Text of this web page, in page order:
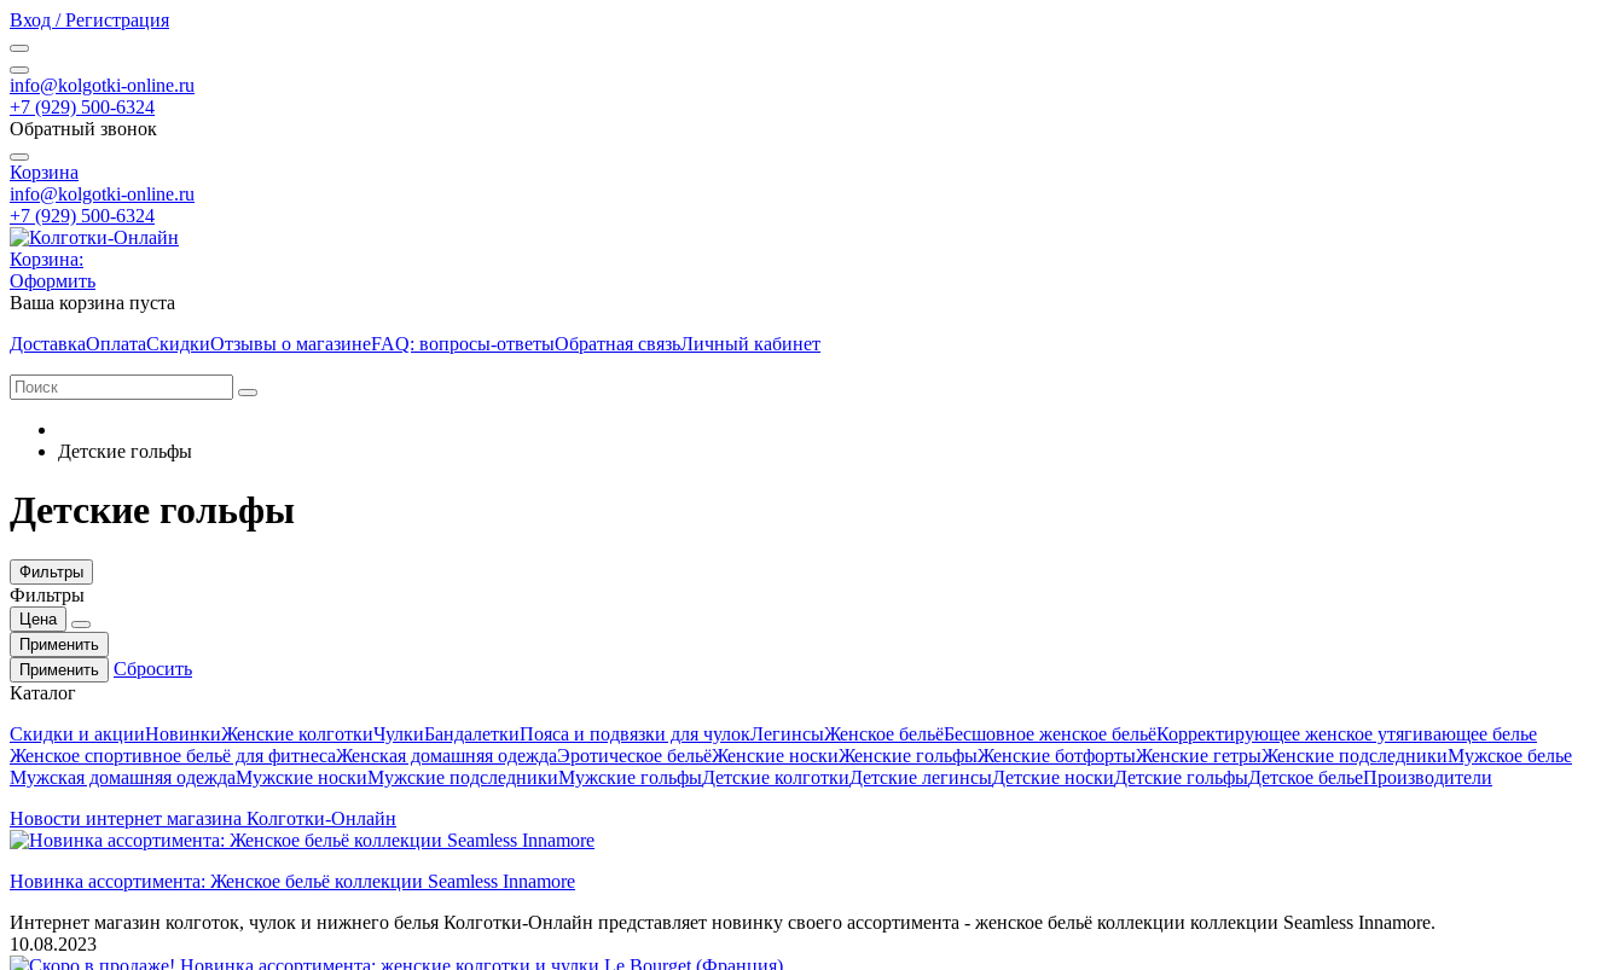
Вход / Регистрация
info@kolgotki-online.ru
+7 (929) 500-6324
Обратный звонок
Корзина
info@kolgotki-online.ru
+7 (929) 500-6324
Корзина:
Оформить
Ваша корзина пуста
ДоставкаОплатаСкидкиОтзывы о магазинеFAQ: вопросы-ответыОбратная связьЛичный кабинет
Детские гольфы
Детские гольфы
Фильтры
Фильтры
Цена
Применить
Применить
Сбросить
Каталог
Скидки и акцииНовинкиЖенские колготкиЧулкиБандалеткиПояса и подвязки для чулокЛегинсыЖенское бельёБесшовное женское бельёКорректирующее женское утягивающее белье
Женское спортивное бельё для фитнесаЖенская домашняя одеждаЭротическое бельёЖенские носкиЖенские гольфыЖенские ботфортыЖенские гетрыЖенские подследникиМужское белье
Мужская домашняя одеждаМужские носкиМужские подследникиМужские гольфыДетские колготкиДетские легинсыДетские носкиДетские гольфыДетское бельеПроизводители
Новости интернет магазина Колготки-Онлайн
Новинка ассортимента: Женское бельё коллекции Seamless Innamore
Интернет магазин колготок, чулок и нижнего белья Колготки-Онлайн представляет новинку своего ассортимента - женское бельё коллекции коллекции Seamless Innamore.
10.08.2023